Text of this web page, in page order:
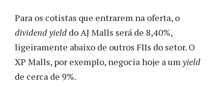
Para os cotistas que entrarem na oferta, o
dividend yield do AJ Malls será de 8,40%,
ligeiramente abaixo de outros FIIs do setor. O
XP Malls, por exemplo, negocia hoje a um yield
de cerca de 9%.